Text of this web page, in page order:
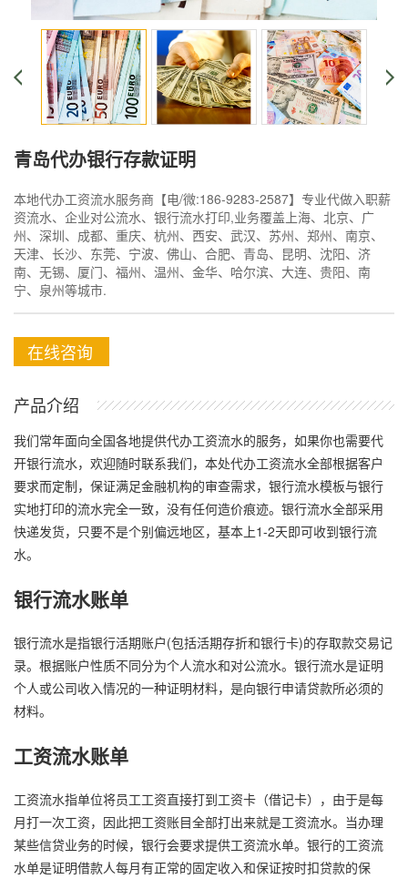
青岛代办银行存款证明
本地代办工资流水服务商【电/微:186-9283-2587】专业代做入职薪
资流水、企业对公流水、银行流水打印,业务覆盖上海、北京、广
州、深圳、成都、重庆、杭州、西安、武汉、苏州、郑州、南京、
天津、长沙、东莞、宁波、佛山、合肥、青岛、昆明、沈阳、济
南、无锡、厦门、福州、温州、金华、哈尔滨、大连、贵阳、南
宁、泉州等城市.
在线咨询
产品介绍
我们常年面向全国各地提供代办工资流水的服务，如果你也需要代
开银行流水，欢迎随时联系我们，本处代办工资流水全部根据客户
要求而定制，保证满足金融机构的审查需求，银行流水模板与银行
实地打印的流水完全一致，没有任何造价痕迹。银行流水全部采用
快递发货，只要不是个别偏远地区，基本上1-2天即可收到银行流
水。
银行流水账单
银行流水是指银行活期账户(包括活期存折和银行卡)的存取款交易记
录。根据账户性质不同分为个人流水和对公流水。银行流水是证明
个人或公司收入情况的一种证明材料，是向银行申请贷款所必须的
材料。
工资流水账单
工资流水指单位将员工工资直接打到工资卡（借记卡），由于是每
月打一次工资，因此把工资账目全部打出来就是工资流水。当办理
某些信贷业务的时候，银行会要求提供工资流水单。银行的工资流
水单是证明借款人每月有正常的固定收入和保证按时扣贷款的保